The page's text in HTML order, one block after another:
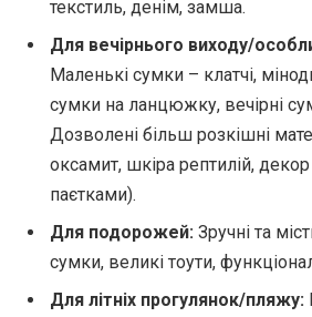
текстиль, денім, замша.
Для вечірнього виходу/
Маленькі сумки – клатчі,
сумки на ланцюжку, вечірні
Дозволені більш розкішні
оксамит, шкіра рептилій,
паєтками).
Для подорожей: Зручні та
сумки, великі тоути,
Для літніх прогулянок/пляжу: